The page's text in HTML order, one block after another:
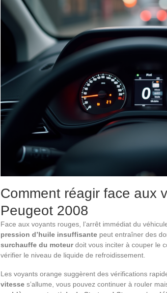
Comment réagir face aux
Peugeot 2008
Face aux voyants rouges, l’arrêt immédiat du
pression d’huile insuffisante peut entraîner des
surchauffe du moteurdoit vous inciter à couper le
vérifier le niveau de liquide de refroidissement.
Les voyants orange suggèrent des vérifications
vitesse s’allume, vous pouvez continuer à rouler